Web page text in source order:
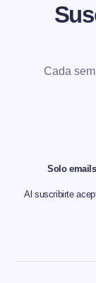
Cada
Solo
Al suscribirte